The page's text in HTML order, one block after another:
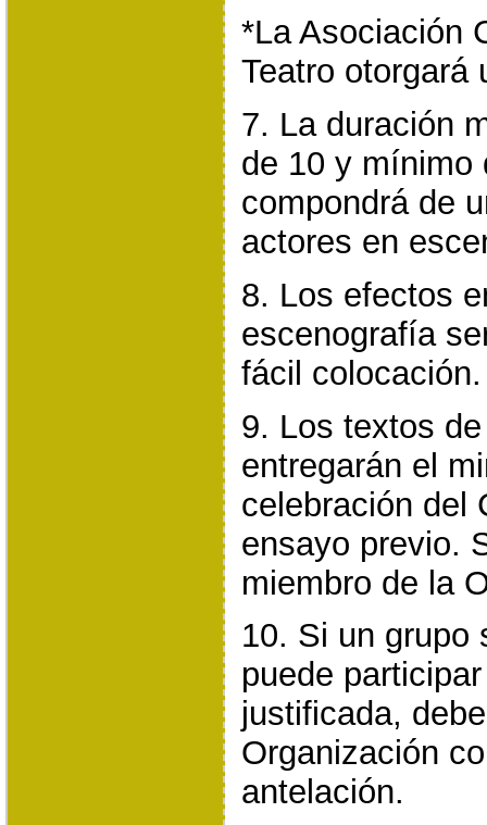
*La Asociación
Teatro otorgará
7. La duración
de 10 y mínimo
compondrá de
actores en
8. Los efectos
escenografía
fácil colocación.
9. Los textos
entregarán el
celebración del
ensayo previo.
miembro de la
10. Si un grupo
puede
justificada,
Organización
antelación.